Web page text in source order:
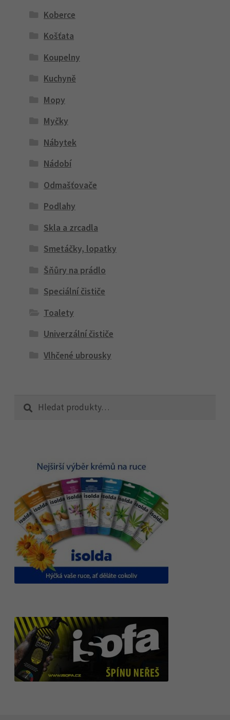
Koberce
Košťata
Koupelny
Kuchyně
Mopy
Myčky
Nábytek
Nádobí
Odmašťovače
Podlahy
Skla a zrcadla
Smetáčky, lopatky
Šňůry na prádlo
Speciální čističe
Toalety
Univerzální čističe
Vlhčené ubrousky
Hledat:
Hledat